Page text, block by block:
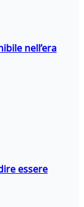
nell’era
essere